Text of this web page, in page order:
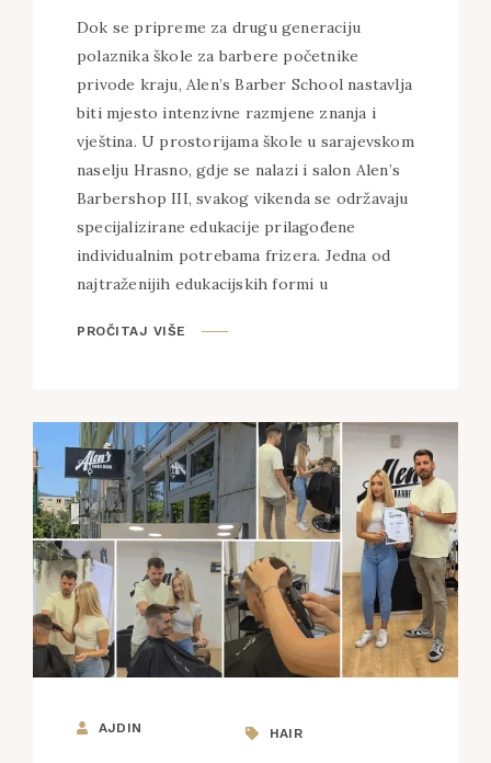
Dok se pripreme za drugu generaciju
polaznika škole za barbere početnike
privode kraju, Alen’s Barber School nastavlja
biti mjesto intenzivne razmjene znanja i
vještina. U prostorijama škole u sarajevskom
naselju Hrasno, gdje se nalazi i salon Alen’s
Barbershop III, svakog vikenda se održavaju
specijalizirane edukacije prilagođene
individualnim potrebama frizera. Jedna od
najtraženijih edukacijskih formi u
PROČITAJ VIŠE
AJDIN HAIR